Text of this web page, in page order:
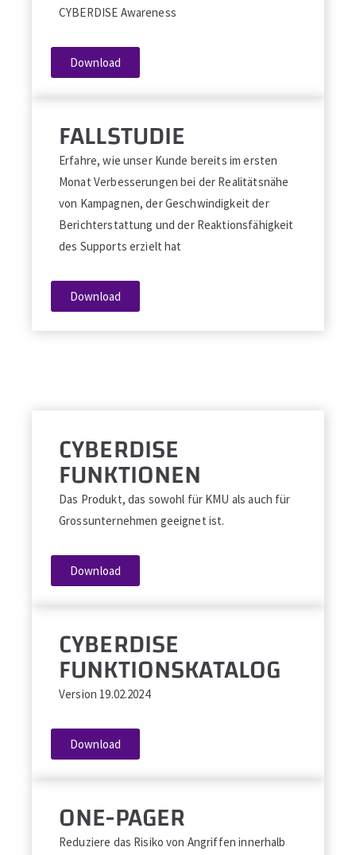
FALLSTUDIE
Erfahre, wie unser Kunde bereits im ersten
Monat Verbesserungen bei der Realitätsnähe
von Kampagnen, der Geschwindigkeit der
Berichterstattung und der Reaktionsfähigkeit
des Supports erzielt hat
Download
CYBERDISE Awareness
Download
ONE-PAGER
Reduziere das Risiko von Angriffen innerhalb
CYBERDISE
FUNKTIONSKATALOG
Version 19.02.2024
Download
CYBERDISE
FUNKTIONEN
Das Produkt, das sowohl für KMU als auch für
Grossunternehmen geeignet ist.
Download